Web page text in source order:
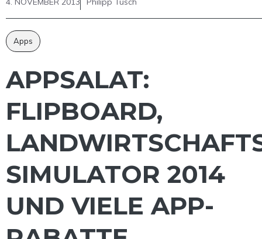
Apps
APPSALAT:
FLIPBOARD,
SIMULATOR 2014
UND VIELE APP-